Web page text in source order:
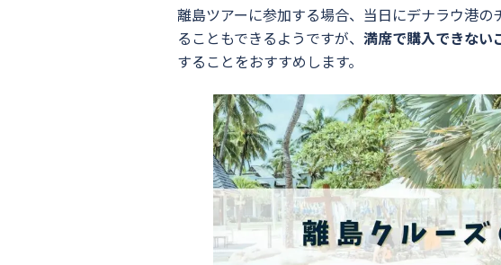
離島ツアーに参加する場合、当日にデナラウ港
ることもできるようですが、 満席で購入できない
することをおすすめします。